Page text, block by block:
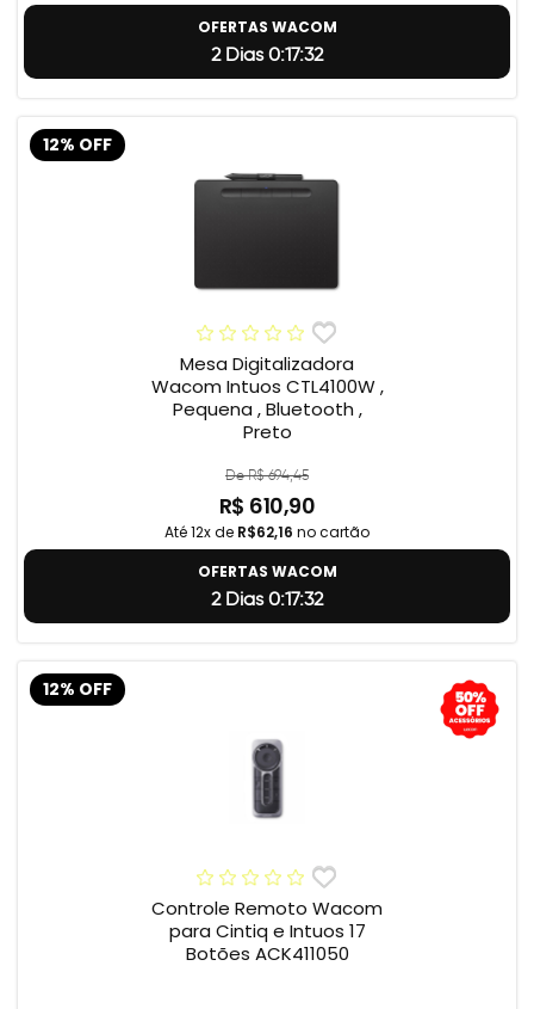
OFERTAS WACOM
2 Dias 0:17:31
12% OFF
Mesa Digitalizadora
Wacom Intuos CTL4100W ,
Pequena , Bluetooth ,
Preto
De R$ 694,45
R$ 610,90
Até 12x de R$62,16 no cartão
OFERTAS WACOM
2 Dias 0:17:31
12% OFF
Controle Remoto Wacom
para Cintiq e Intuos 17
Botões ACK411050